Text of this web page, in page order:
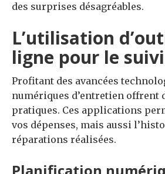
des surprises désagréables.
L’utilisation
ligne pour le suivi
Profitant des avancées
numériques d’entretien offrent
pratiques. Ces applications
vos dépenses, mais aussi
réparations réalisées.